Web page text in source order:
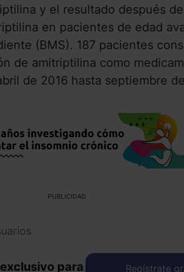
y el resultado después
en pacientes de edad
(BMS). 187 pacientes
de amitriptilina como
de 2016 hasta septiembre
PUBLICIDAD
para
Regístrate